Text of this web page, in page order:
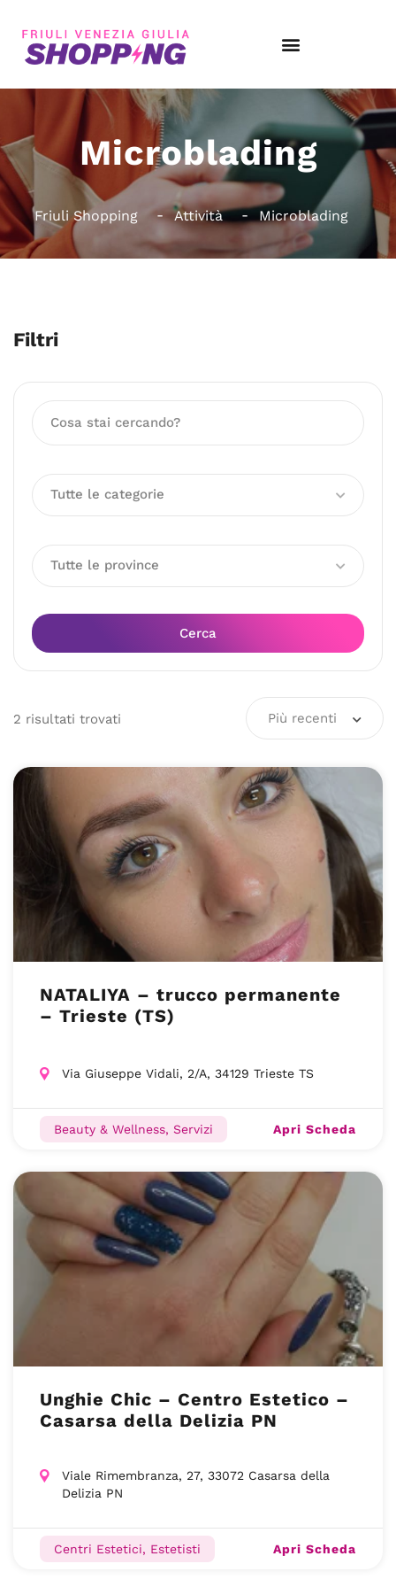
Microblading
Friuli Shopping Attività Microblading
Filtri
Tutte le categorie
Tutte le province
Cerca
2 risultati trovati Più recenti
NATALIYA – trucco permanente
– Trieste (TS)
Via Giuseppe Vidali, 2/A, 34129 Trieste TS
Beauty & Wellness, Servizi Apri Scheda
Unghie Chic – Centro Estetico –
Casarsa della Delizia PN
Viale Rimembranza, 27, 33072 Casarsa della
Delizia PN
Centri Estetici, Estetisti Apri Scheda